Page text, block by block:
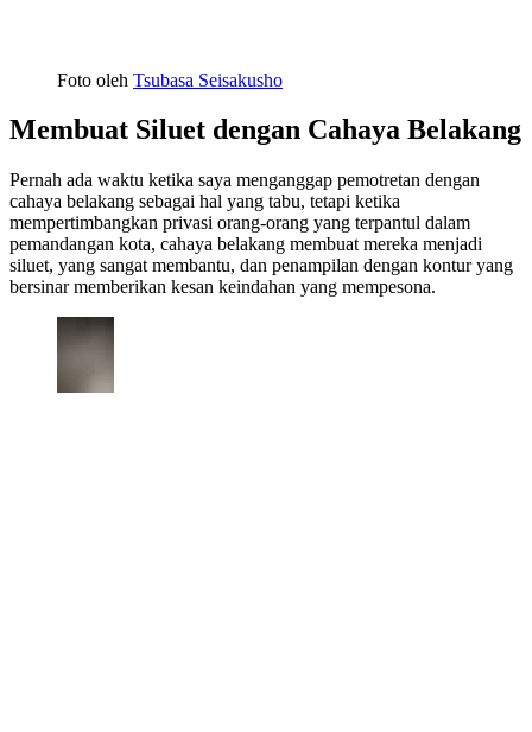
Foto oleh Tsubasa Seisakusho
Membuat Siluet dengan Cahaya Belakang
Pernah ada waktu ketika saya menganggap pemotretan dengan
cahaya belakang sebagai hal yang tabu, tetapi ketika
mempertimbangkan privasi orang-orang yang terpantul dalam
pemandangan kota, cahaya belakang membuat mereka menjadi
siluet, yang sangat membantu, dan penampilan dengan kontur yang
bersinar memberikan kesan keindahan yang mempesona.